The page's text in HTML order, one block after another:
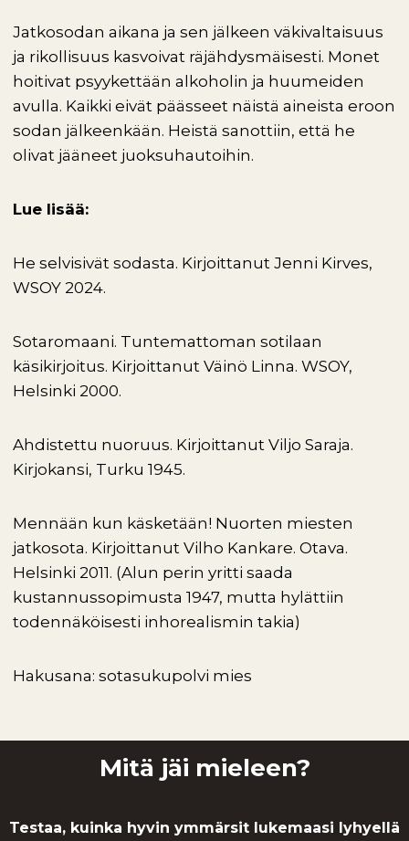
Jatkosodan aikana ja sen jälkeen väkivaltaisuus
ja rikollisuus kasvoivat räjähdysmäisesti. Monet
hoitivat psyykettään alkoholin ja huumeiden
avulla. Kaikki eivät päässeet näistä aineista eroon
sodan jälkeenkään. Heistä sanottiin, että he
olivat jääneet juoksuhautoihin.
Lue lisää:
He selvisivät sodasta. Kirjoittanut Jenni Kirves,
WSOY 2024.
Sotaromaani. Tuntemattoman sotilaan
käsikirjoitus. Kirjoittanut Väinö Linna. WSOY,
Helsinki 2000.
Ahdistettu nuoruus. Kirjoittanut Viljo Saraja.
Kirjokansi, Turku 1945.
Mennään kun käsketään! Nuorten miesten
jatkosota. Kirjoittanut Vilho Kankare. Otava.
Helsinki 2011. (Alun perin yritti saada
kustannussopimusta 1947, mutta hylättiin
todennäköisesti inhorealismin takia)
Hakusana: sotasukupolvi mies
Mitä jäi mieleen?
Testaa, kuinka hyvin ymmärsit lukemaasi lyhyellä